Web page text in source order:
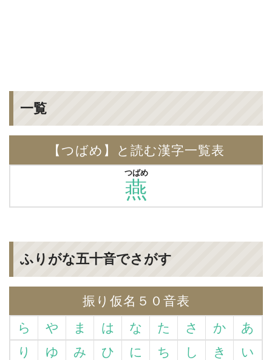
一覧
【つばめ】と読む漢字一覧表
燕
つばめ
ふりがな五十音でさがす
振り仮名５０音表
ら
や ま は な た さ か
あ
り
ゆ み ひ に ち し き
い